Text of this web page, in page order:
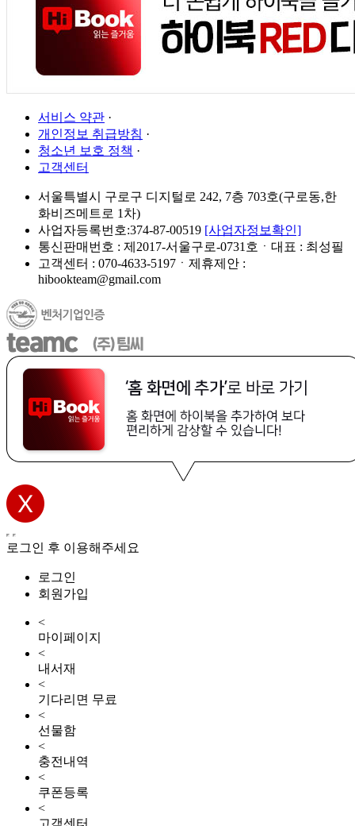
서비스 약관 ·
개인정보 취급방침 ·
청소년 보호 정책 ·
고객센터
서울특별시 구로구 디지털로 242, 7층 703호(구로동,한
화비즈메트로 1차)
사업자등록번호:374-87-00519 [사업자정보확인]
통신판매번호 : 제2017-서울구로-0731호ㆍ대표 : 최성필
고객센터 : 070-4633-5197ㆍ제휴제안 :
hibookteam@gmail.com
로그인 후 이용해주세요
로그인
회원가입
<
마이페이지
<
내서재
<
기다리면 무료
<
선물함
<
충전내역
<
쿠폰등록
<
고객센터